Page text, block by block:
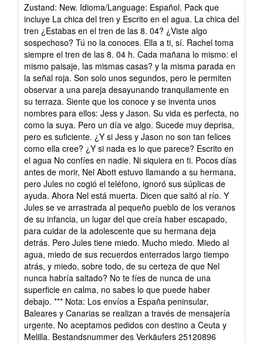
von
5
Sternen
Zustand: New. Idioma/Language: Español. Pack que
incluye La chica del tren y Escrito en el agua. La chica del
tren ¿Estabas en el tren de las 8. 04? ¿Viste algo
sospechoso? Tú no la conoces. Ella a ti, sí. Rachel toma
siempre el tren de las 8. 04 h. Cada mañana lo mismo: el
mismo paisaje, las mismas casas? y la misma parada en
la señal roja. Son solo unos segundos, pero le permiten
observar a una pareja desayunando tranquilamente en
su terraza. Siente que los conoce y se inventa unos
nombres para ellos: Jess y Jason. Su vida es perfecta, no
como la suya. Pero un día ve algo. Sucede muy deprisa,
pero es suficiente. ¿Y si Jess y Jason no son tan felices
como ella cree? ¿Y si nada es lo que parece? Escrito en
el agua No confíes en nadie. Ni siquiera en ti. Pocos días
antes de morir, Nel Abott estuvo llamando a su hermana,
pero Jules no cogió el teléfono, ignoró sus súplicas de
ayuda. Ahora Nel está muerta. Dicen que saltó al río. Y
Jules se ve arrastrada al pequeño pueblo de los veranos
de su infancia, un lugar del que creía haber escapado,
para cuidar de la adolescente que su hermana deja
detrás. Pero Jules tiene miedo. Mucho miedo. Miedo al
agua, miedo de sus recuerdos enterrados largo tiempo
atrás, y miedo, sobre todo, de su certeza de que Nel
nunca habría saltado? No te fíes de nunca de una
superficie en calma, no sabes lo que puede haber
debajo. *** Nota: Los envíos a España peninsular,
Baleares y Canarias se realizan a través de mensajería
urgente. No aceptamos pedidos con destino a Ceuta y
Melilla. Bestandsnummer des Verkäufers 25120896